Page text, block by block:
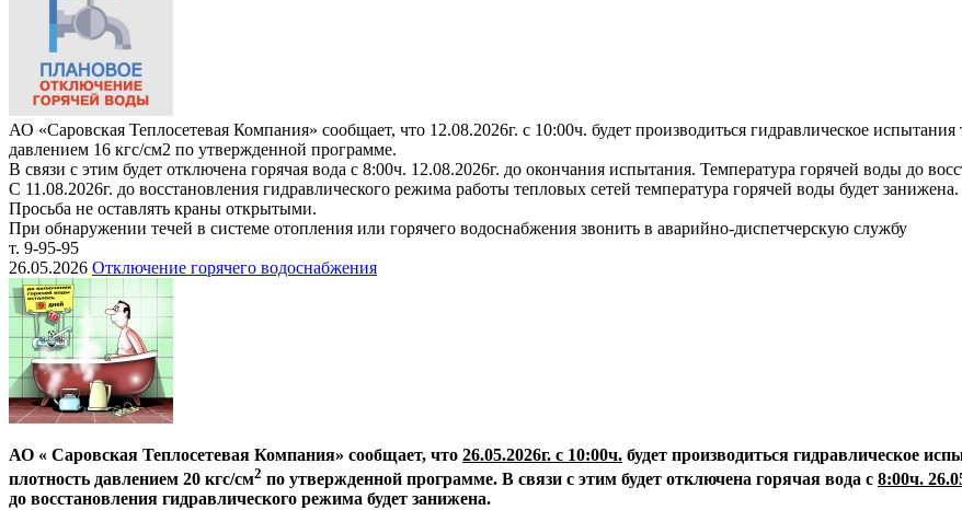
АО «Саровская Теплосетевая Компания» сообщает, что 12.08.2026г. с 10:00ч. будет производиться гидравлическое
давлением 16 кгс/см2 по утвержденной программе.
В связи с этим будет отключена горячая вода с 8:00ч. 12.08.2026г. до окончания испытания. Температура горячей воды до
С 11.08.2026г. до восстановления гидравлического режима работы тепловых сетей температура горячей воды будет занижена.
Просьба не оставлять краны открытыми.
При обнаружении течей в системе отопления или горячего водоснабжения звонить в аварийно-диспетчерскую службу
т. 9-95-95
26.05.2026 Отключение горячего водоснабжения
АО « Саровская Теплосетевая Компания» сообщает, что 26.05.2026г. с 10:00ч. будет производиться гидравлическое
плотность давлением 20 кгс/см2 по утвержденной программе. В связи с этим будет отключена горячая вода с 8:00ч.
до восстановления гидравлического режима будет занижена.